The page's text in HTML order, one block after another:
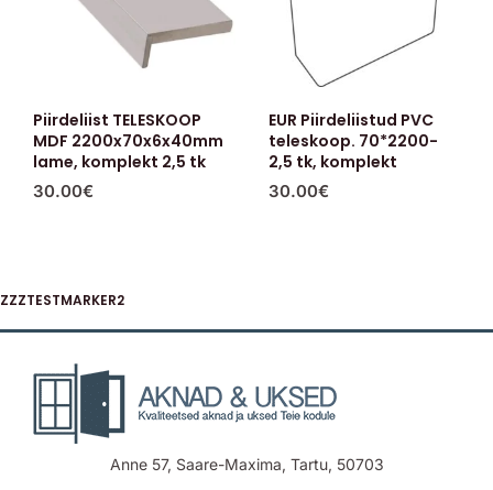
Piirdeliist TELESKOOP
MDF 2200x70x6x40mm
lame, komplekt 2,5 tk
30.00€
EUR Piirdeliistud PVC
teleskoop. 70*2200-
2,5 tk, komplekt
30.00€
ZZZTESTMARKER2
Anne 57, Saare-Maxima, Tartu, 50703